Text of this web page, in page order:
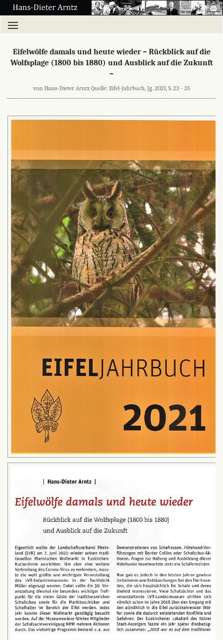
Eifelwölfe damals und heute wieder – Rückblick auf die
Wolfsplage (1800 bis 1880) und Ausblick auf die Zukunft
–
von Hans-Dieter Arntz Quelle: Eifel-Jahrbuch, Jg. 2021, S. 23 - 35